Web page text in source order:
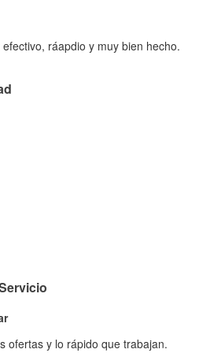
ráapdio y muy bien hecho.
ofertas y lo rápido que trabajan.